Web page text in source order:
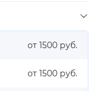
от 1500 руб.
от 1500 руб.